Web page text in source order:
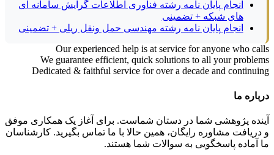
انجام پایان نامه رشته فناوری اطلاعات گرایش سامانه ای
های شبکه + تضمینی
انجام پایان نامه رشته مهندسی حمل ونقل ریلی + تضمینی
Our experienced help is at service for anyone who calls
We guarantee efficient, quick solutions to all your problems
Dedicated & faithful service for over a decade and continuing
درباره ما
آینده پژوهشی شما در دستان شماست. برای آغاز یک همکاری موفق
و دریافت مشاوره رایگان، همین حالا با ما تماس بگیرید. کارشناسان
ما آماده پاسخگویی به سوالات شما هستند.